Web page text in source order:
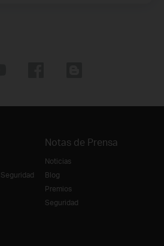
Notas de Prensa
Noticias
Blog
Premios
Seguridad